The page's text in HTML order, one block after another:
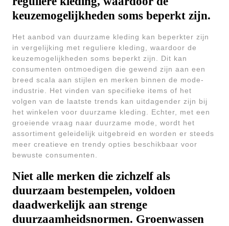
keuzemogelijkheden soms beperkt zijn.
Het aanbod van duurzame kleding kan beperkter zijn
in vergelijking met reguliere kleding, waardoor de
keuzemogelijkheden soms beperkt zijn. Dit kan
consumenten ontmoedigen die gewend zijn aan een
breed scala aan stijlen en merken binnen de mode-
industrie. Het vinden van specifieke items of het
volgen van de laatste trends kan uitdagender zijn bij
het winkelen voor duurzame kleding. Echter, met een
groeiende vraag naar duurzame mode, wordt het
assortiment geleidelijk uitgebreid en worden er steeds
meer creatieve en trendy opties beschikbaar voor
bewuste consumenten.
Niet alle merken die zichzelf als
duurzaam bestempelen, voldoen
daadwerkelijk aan strenge
duurzaamheidsnormen. Groenwassen